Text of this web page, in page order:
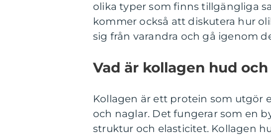
olika typer som finns tillgängliga
kommer också att diskutera hur
sig från varandra och gå igenom
Vad är kollagen hud
Kollagen är ett protein som utgör
och naglar. Det fungerar som en
struktur och elasticitet. Kollagen